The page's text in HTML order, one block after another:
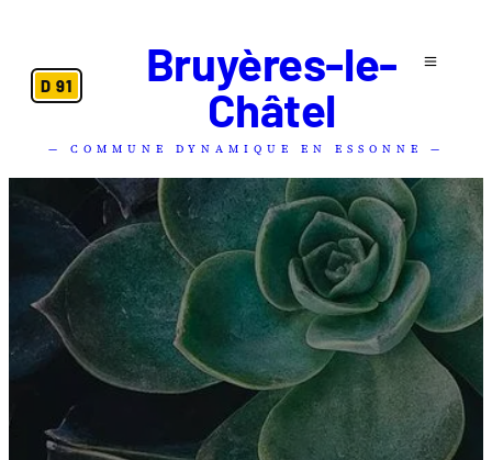
D 91
Bruyères-le-
Châtel
— COMMUNE DYNAMIQUE EN ESSONNE —